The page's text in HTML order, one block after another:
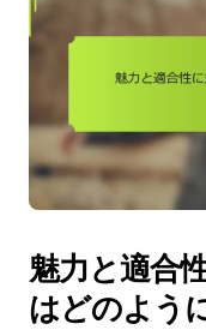
魅力と適合
はどのよう